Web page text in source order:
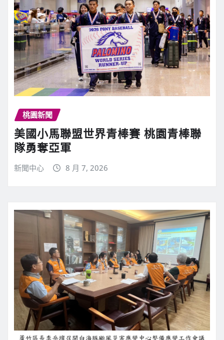
桃園新聞
美國小馬聯盟世界青棒賽 桃園青棒聯
隊勇奪亞軍
新聞中心 8 月 7, 2026